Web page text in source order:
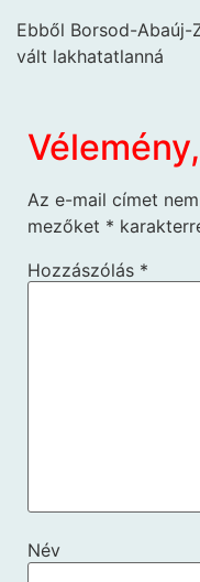
Ebből Borsod-Abaúj-
vált lakhatatlanná
Az e-mail címet
mezőket *
Hozzászólás *
Név